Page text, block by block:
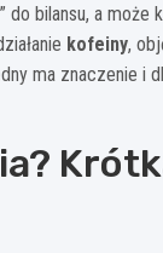
bilansu, a może
kofeiny,
ma znaczenie i